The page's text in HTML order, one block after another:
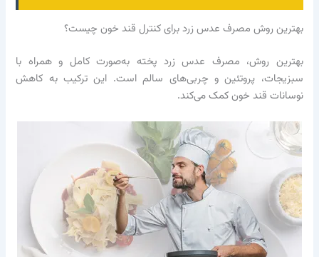
بهترین روش مصرف عدس زرد برای کنترل قند خون چیست؟
بهترین روش، مصرف عدس زرد پخته به‌صورت کامل و همراه با
سبزیجات، پروتئین و چربی‌های سالم است. این ترکیب به کاهش
نوسانات قند خون کمک می‌کند.